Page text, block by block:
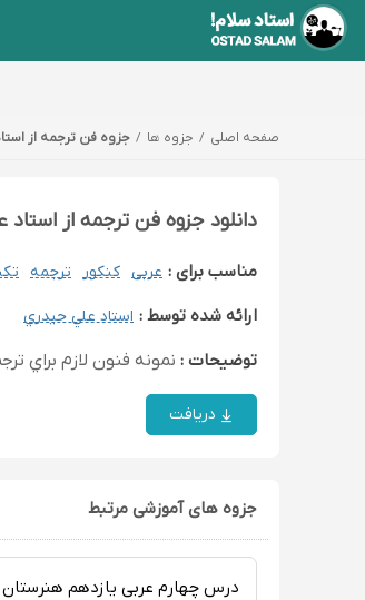
صفحه اصلی جزوه ها جزوه فن ترجمه از
دانلود جزوه فن ترجمه از
مناسب برای : عربی کنکور ترجمه
ارائه شده توسط : استاد علي حيدري
توضیحات : نمونه فنون لازم براي
دریافت
جزوه های آموزشی مرتبط
درس چهارم عربی یازدهم هنرستان